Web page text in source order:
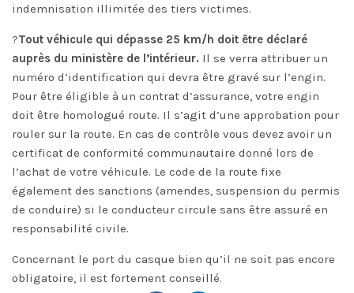
indemnisation illimitée des tiers victimes.
?Tout véhicule qui dépasse 25 km/h doit être déclaré
auprès du ministère de l’intérieur. Il se verra attribuer un
numéro d’identification qui devra être gravé sur l’engin.
Pour être éligible à un contrat d’assurance, votre engin
doit être homologué route. Il s’agit d’une approbation pour
rouler sur la route. En cas de contrôle vous devez avoir un
certificat de conformité communautaire donné lors de
l’achat de votre véhicule. Le code de la route fixe
également des sanctions (amendes, suspension du permis
de conduire) si le conducteur circule sans être assuré en
responsabilité civile.
Concernant le port du casque bien qu’il ne soit pas encore
obligatoire, il est fortement conseillé.